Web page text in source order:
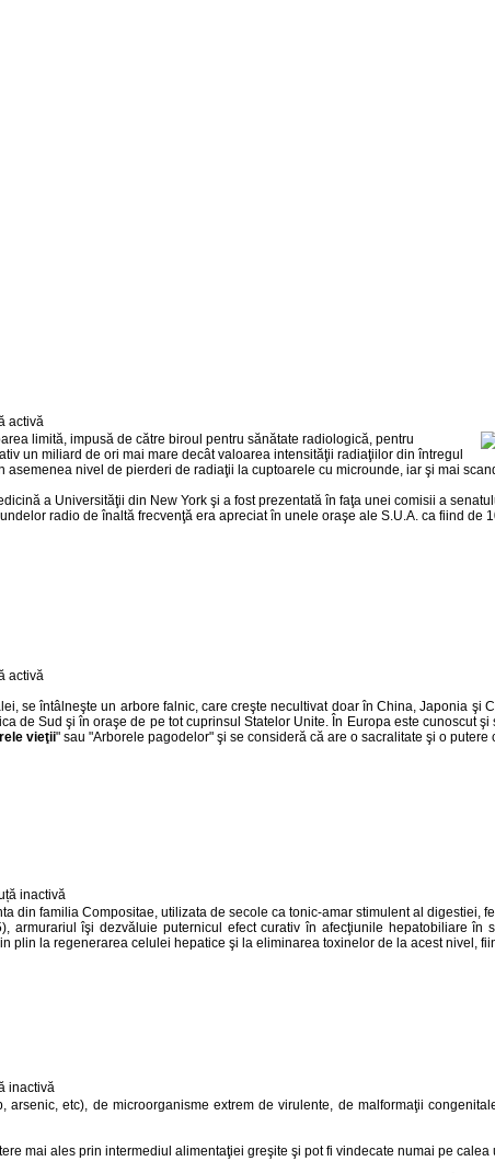
limită, impusă de către biroul pentru sănătate radiologică, pentru
un miliard de ori mai mare decât valoarea intensităţii radiaţiilor din întregul
nivel de pierderi de radiaţii la cuptoarele cu microunde, iar şi mai
a Universităţii din New York şi a fost prezentată în faţa unei comisii a
radio de înaltă frecvenţă era apreciat în unele oraşe ale S.U.A. ca fiind
se întâlneşte un arbore falnic, care creşte necultivat doar în China, Japonia şi
de Sud şi în oraşe de pe tot cuprinsul Statelor Unite. În Europa este cunoscut
vieţii" sau "Arborele pagodelor" şi se consideră că are o sacralitate şi o
din familia Compositae, utilizata de secole ca tonic-amar stimulent al digestiei,
armurariul îşi dezvăluie puternicul efect curativ în afecţiunile hepatobiliare în
plin la regenerarea celulei hepatice şi la eliminarea toxinelor de la acest nivel,
etc), de microorganisme extrem de virulente, de malformaţii
mai ales prin intermediul alimentaţiei greşite şi pot fi vindecate numai pe calea